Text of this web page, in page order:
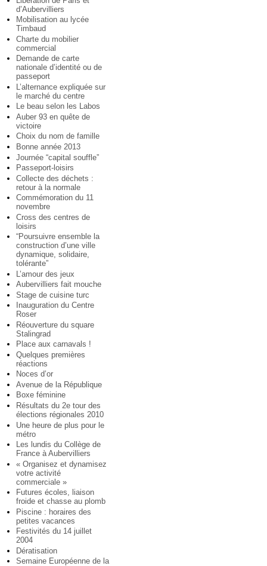
d’Aubervilliers
Mobilisation au lycée
Timbaud
Charte du mobilier
commercial
Demande de carte
nationale d’identité ou de
passeport
L’alternance expliquée sur
le marché du centre
Le beau selon les Labos
Auber 93 en quête de
victoire
Choix du nom de famille
Bonne année 2013
Journée “capital souffle”
Passeport-loisirs
Collecte des déchets :
retour à la normale
Commémoration du 11
novembre
Cross des centres de
loisirs
“Poursuivre ensemble la
construction d’une ville
dynamique, solidaire,
tolérante”
L’amour des jeux
Aubervilliers fait mouche
Stage de cuisine turc
Inauguration du Centre
Roser
Réouverture du square
Stalingrad
Place aux carnavals !
Quelques premières
réactions
Noces d’or
Avenue de la République
Boxe féminine
Résultats du 2e tour des
élections régionales 2010
Une heure de plus pour le
métro
Les lundis du Collège de
France à Aubervilliers
« Organisez et dynamisez
votre activité
commerciale »
Futures écoles, liaison
froide et chasse au plomb
Piscine : horaires des
petites vacances
Festivités du 14 juillet
2004
Dératisation
Semaine Européenne de la